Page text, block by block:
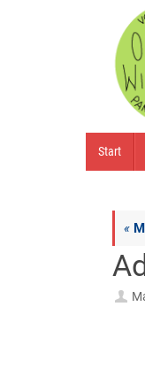
Inhalt
Start
«